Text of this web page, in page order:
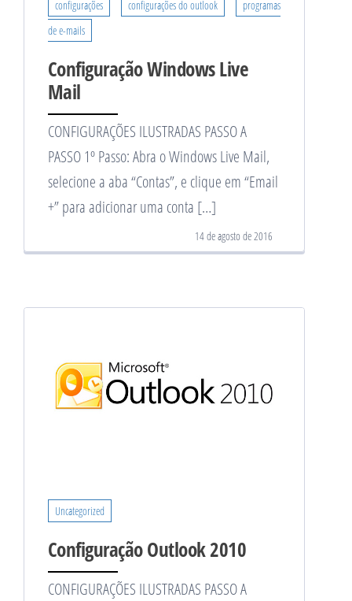
configurações configurações do outlook
programas
de e-mails
Configuração Windows Live
Mail
CONFIGURAÇÕES ILUSTRADAS PASSO A
PASSO 1º Passo: Abra o Windows Live Mail,
selecione a aba “Contas”, e clique em “Email
+” para adicionar uma conta […]
14 de agosto de 2016
Uncategorized
Configuração Outlook 2010
CONFIGURAÇÕES ILUSTRADAS PASSO A